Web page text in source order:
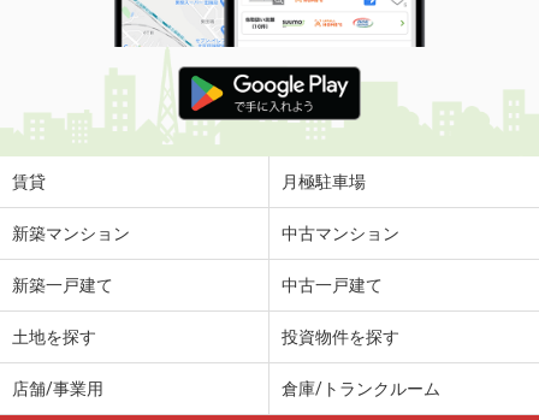
宮崎県宮崎市佐土原町下田島
価 格
5.10万円
住 所
宮崎県宮崎市佐土原町下田島
専有面積
宮崎県宮崎市霧島２
宮崎県都城市一万城町
賃貸 月極駐車場
新築マンション 中古マンション
新築一戸建て 中古一戸建て
土地を探す 投資物件を探す
店舗/事業用 倉庫/トランクルーム